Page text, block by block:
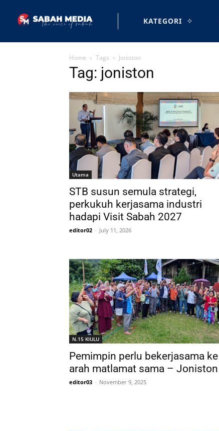
KATEGORI
Home Tags Joniston
Tag: joniston
Utama
STB susun semula strategi,
perkukuh kerjasama industri
hadapi Visit Sabah 2027
editor02 - July 11, 2026
N.15 KIULU
Pemimpin perlu bekerjasama ke
arah matlamat sama – Joniston
editor03 - November 9, 2025